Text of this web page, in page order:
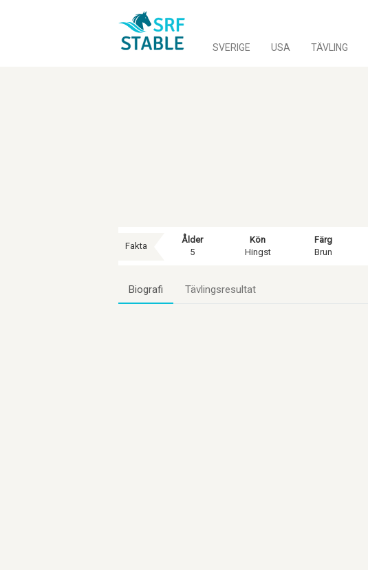
SVERIGE USA TÄVLING
Fakta
Ålder
5
Kön
Hingst
Färg
Brun
Biografi Tävlingsresultat